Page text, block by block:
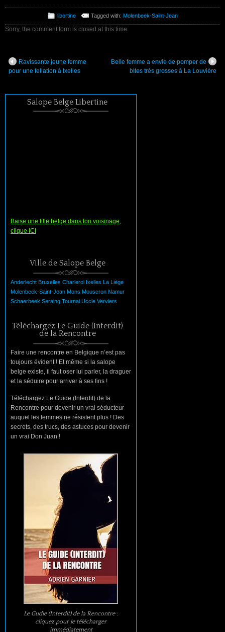
libertine Tagged with:Molenbeek-Saint-Jean
Sorry, the comment form is closed at this time.
Ravissante jeune femme
pour une fellation à Ixelles
Belle femme a envie de pomper de
bites très grosses à La Louvière
Salope Belge Libertine
Baise une fille belge dans ton voisinage,
clique ICI
Ville de Salope Belge
Anderlecht Bruxelles Charleroi Ixelles La Liège
Molenbeek-Saint-Jean Mons Mouscron Namur
Schaerbeek Seraing Tournai Uccle Verviers
Téléchargez Le Guide (Interdit)
de la Rencontre
Faire une rencontre en Belgique n’est pas
toujours évident ! Et même si la salope
belge existe, il faut oser lui parler, la draguer
et la séduire pour arriver à ses fins !
Téléchargez Le Guide (Interdit) de la
Rencontre pour devenir un vrai séducteur
auquel les femmes ne résistent plus ! Des
secrets, des trucs, des astuces pour devenir
un vrai Don Juan !
Le Gudie (Interdit) de la Rencontre :
cliquez pour le télécharger
immédiatement